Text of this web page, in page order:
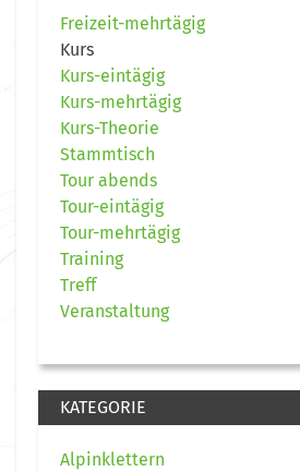
Freizeit-mehrtägig
Kurs
Kurs-eintägig
Kurs-mehrtägig
Kurs-Theorie
Stammtisch
Tour abends
Tour-eintägig
Tour-mehrtägig
Training
Treff
Veranstaltung
KATEGORIE
Alpinklettern